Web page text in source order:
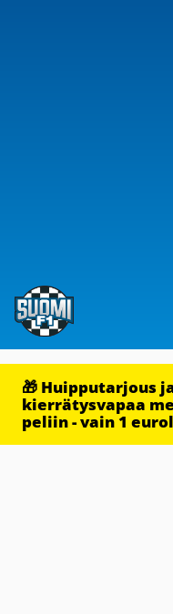
🎁 Huipputarjous
kierrätysvapaa
peliin - vain 1